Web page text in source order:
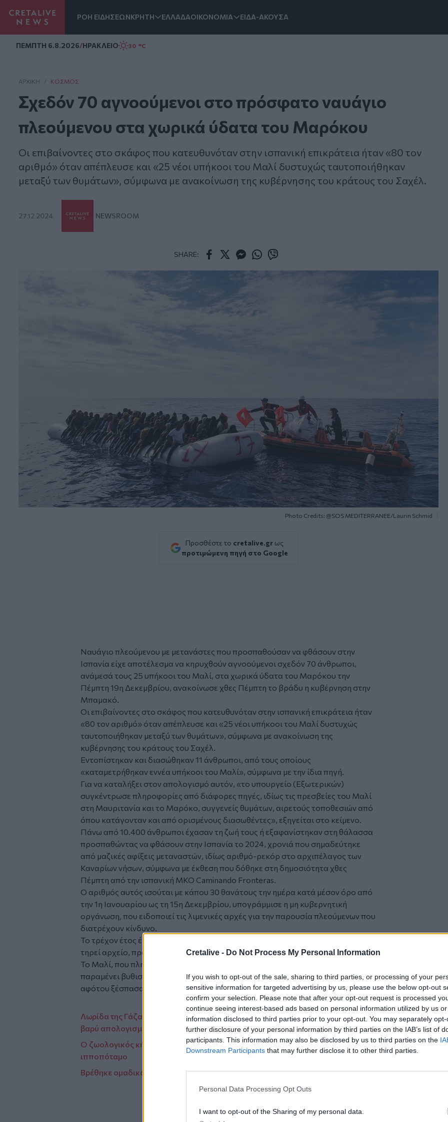
Cretalive - Do Not Process My Personal Information
If you wish to opt-out of the sale, sharing to third parties, or processing of your
sensitive information for targeted advertising by us, please use the below opt-out
confirm your selection. Please note that after your opt-out request is processed
continue seeing interest-based ads based on personal information utilized by us
information disclosed to third parties prior to your opt-out. You may separately
further disclosure of your personal information by third parties on the IAB’s list of
participants. This information may also be disclosed by us to third parties on the
Downstream Participants that may further disclose it to other third parties.
Personal Data Processing Opt Outs
I want to opt-out of the Sharing of my personal data.
ΡΟΗ ΕΙΔΗΣΕΩΝΚΡΗΤΗ ΕΛΛΑΔΑΟΙΚΟΝΟΜΙΑ ΕΙΔΑ-ΑΚΟΥΣΑ
ΠΕΜΠΤΗ 6.8.2026/ΗΡΑΚΛΕΙΟ 30 °C
ΑΡΧΙΚΗ / ΚΌΣΜΟΣ
Σχεδόν 70 αγνοούμενοι στο πρόσφατο ναυάγιο
πλεούμενου στα χωρικά ύδατα του Μαρόκου
Οι επιβαίνοντες στο σκάφος που κατευθυνόταν στην ισπανική επικράτεια ήταν «80 τον
αριθμό» όταν απέπλευσε και «25 νέοι υπήκοοι του Μαλί δυστυχώς ταυτοποιήθηκαν
μεταξύ των θυμάτων», σύμφωνα με ανακοίνωση της κυβέρνησης του κράτους του Σαχέλ.
27.12.2024 NEWSROOM
SHARE:
Photo Credits: @SOS MEDITERRANEE/Laurin Schmid
Προσθέστε το cretalive.gr ως
προτιμώμενη πηγή στο Google
Ναυάγιο πλεούμενου με μετανάστες που προσπαθούσαν να φθάσουν στην
Ισπανία είχε αποτέλεσμα να κηρυχθούν αγνοούμενοι σχεδόν 70 άνθρωποι,
ανάμεσά τους 25 υπήκοοι του Μαλί, στα χωρικά ύδατα του Μαρόκου την
Πέμπτη 19η Δεκεμβρίου, ανακοίνωσε χθες Πέμπτη το βράδυ η κυβέρνηση στην
Μπαμακό.
Οι επιβαίνοντες στο σκάφος που κατευθυνόταν στην ισπανική επικράτεια ήταν
«80 τον αριθμό» όταν απέπλευσε και «25 νέοι υπήκοοι του Μαλί δυστυχώς
ταυτοποιήθηκαν μεταξύ των θυμάτων», σύμφωνα με ανακοίνωση της
κυβέρνησης του κράτους του Σαχέλ.
Εντοπίστηκαν και διασώθηκαν 11 άνθρωποι, από τους οποίους
«καταμετρήθηκαν εννέα υπήκοοι του Μαλί», σύμφωνα με την ίδια πηγή.
Για να καταλήξει στον απολογισμό αυτόν, «το υπουργείο (Εξωτερικών)
συγκέντρωσε πληροφορίες από διάφορες πηγές, ιδίως τις πρεσβείες του Μαλί
στη Μαυριτανία και το Μαρόκο, συγγενείς θυμάτων, αιρετούς τοποθεσιών από
όπου κατάγονταν και από ορισμένους διασωθέντες», εξηγείται στο κείμενο.
Πάνω από 10.400 άνθρωποι έχασαν τη ζωή τους ή εξαφανίστηκαν στη θάλασσα
προσπαθώντας να φθάσουν στην Ισπανία το 2024, χρονιά που σημαδεύτηκε
από μαζικές αφίξεις μεταναστών, ιδίως αριθμό-ρεκόρ στο αρχιπέλαγος των
Καναρίων νήσων, σύμφωνα με έκθεση που δόθηκε στη δημοσιότητα χθες
Πέμπτη από την ισπανική ΜΚΟ Caminando Fronteras.
Ο αριθμός αυτός ισούται με κάπου 30 θανάτους την ημέρα κατά μέσον όρο από
την 1η Ιανουαρίου ως τη 15η Δεκεμβρίου, υπογράμμισε η μη κυβερνητική
οργάνωση, που ειδοποιεί τις λιμενικές αρχές για την παρουσία πλεούμενων που
διατρέχουν κίνδυνο.
Το τρέχον έτος έγινε «το πιο πολύνεκρο» αφότου η οργάνωση αυτή άρχισε να
τηρεί αρχείο, προστίθεται στο κείμενο.
Το Μαλί, που πληρώνει βαρύ τίμημα σε αυτό το νέο μεταναστευτικό κύμα,
παραμένει βυθισμένο σε βαθιά, πολυδιάστατη κρίση για κάπου δώδεκα χρόνια,
αφότου ξέσπασαν οι εξεγέρσεις αυτονομιστών και τζιχαντιστών το 2012.
Λωρίδα της Γάζας: Εργαζόμενοι στις πρώτες βοήθειες και γιατροί ανακοινώνουν
βαρύ απολογισμό
Ο ζωολογικός κήπος της Βιρτζίνια καλωσόρισε νεογέννητο πυγμαίο
ιπποπόταμο
Βρέθηκε ομαδικός τάφος με γυναίκες και παιδιά κουρδικής καταγωγής στο Ιράκ